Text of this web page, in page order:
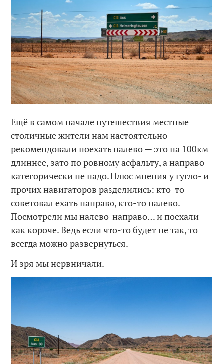
Ещё в самом начале путешествия местные
столичные жители нам настоятельно
рекомендовали поехать налево — это на 100км
длиннее, зато по ровному асфальту, а направо
категорически не надо. Плюс мнения у гугло- и
прочих навигаторов разделились: кто-то
советовал ехать направо, кто-то налево.
Посмотрели мы налево-направо… и поехали
как короче. Ведь если что-то будет не так, то
всегда можно развернуться.
И зря мы нервничали.